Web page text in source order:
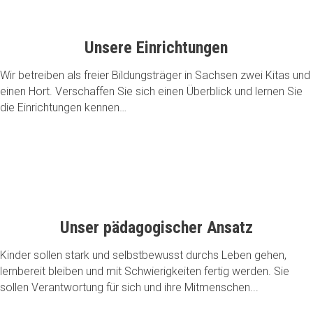
Unsere Einrichtungen
Wir betreiben als freier Bildungsträger in Sachsen zwei Kitas und
einen Hort. Verschaffen Sie sich einen Überblick und lernen Sie
die Einrichtungen kennen…
Unser pädagogischer Ansatz
Kinder sollen stark und selbstbewusst durchs Leben gehen,
lernbereit bleiben und mit Schwierigkeiten fertig werden. Sie
sollen Verantwortung für sich und ihre Mitmenschen...